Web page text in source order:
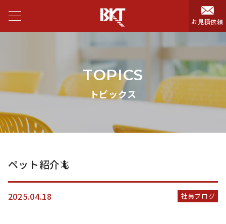
お見積依頼
TOPICS
トピックス
ペット紹介🦎
2025.04.18 社員ブログ